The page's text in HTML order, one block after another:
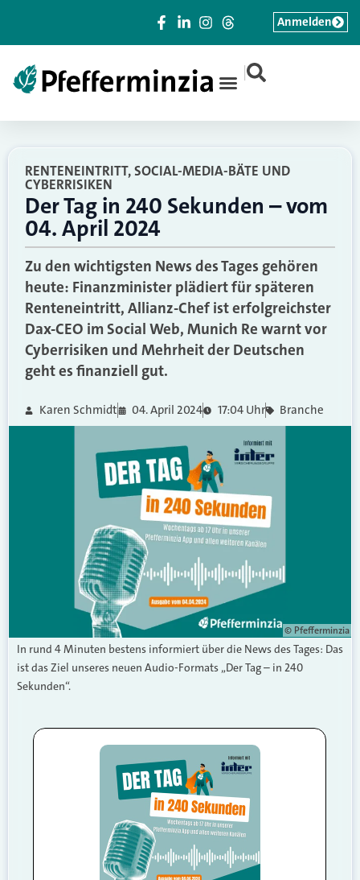
|
Anmelden
RENTENEINTRITT, SOCIAL-MEDIA-BÄTE UND
CYBERRISIKEN
Der Tag in 240 Sekunden – vom
04. April 2024
Zu den wichtigsten News des Tages gehören
heute: Finanzminister plädiert für späteren
Renteneintritt, Allianz-Chef ist erfolgreichster
Dax-CEO im Social Web, Munich Re warnt vor
Cyberrisiken und Mehrheit der Deutschen
geht es finanziell gut.
Karen Schmidt 04. April 2024 17:04 Uhr Branche
© Pfefferminzia
In rund 4 Minuten bestens informiert über die News des Tages: Das
ist das Ziel unseres neuen Audio-Formats „Der Tag – in 240
Sekunden“.